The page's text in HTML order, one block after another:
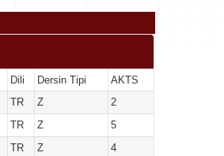
Dili Dersin Tipi AKTS
TR Z 2
TR Z 5
TR Z 4